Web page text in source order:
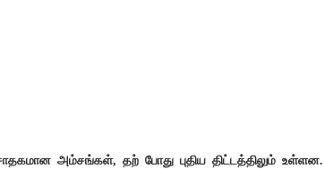
அம்சங்கள், தற் போது புதிய திட்டத்திலும் உள்ளன.